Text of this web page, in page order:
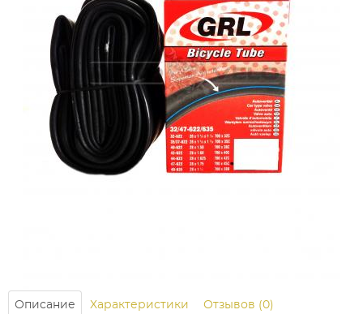
Описание Характеристики Отзывов (0)